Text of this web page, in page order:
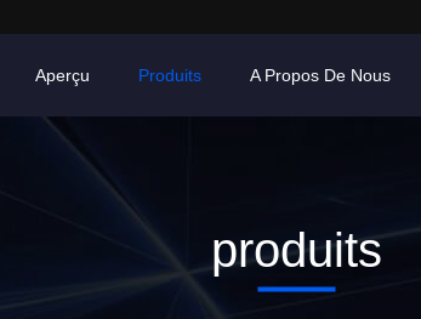
Aperçu Produits A Propos De Nous
produits